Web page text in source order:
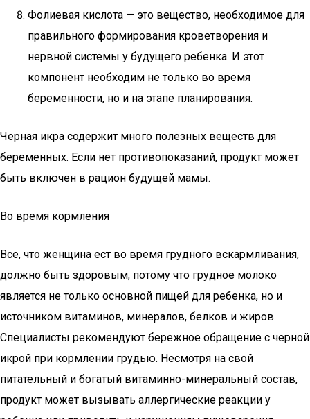
Фолиевая кислота — это вещество, необходимое для
правильного формирования кроветворения и
нервной системы у будущего ребенка. И этот
компонент необходим не только во время
беременности, но и на этапе планирования.
Черная икра содержит много полезных веществ для
беременных. Если нет противопоказаний, продукт может
быть включен в рацион будущей мамы.
Во время кормления
Все, что женщина ест во время грудного вскармливания,
должно быть здоровым, потому что грудное молоко
является не только основной пищей для ребенка, но и
источником витаминов, минералов, белков и жиров.
Специалисты рекомендуют бережное обращение с черной
икрой при кормлении грудью. Несмотря на свой
питательный и богатый витаминно-минеральный состав,
продукт может вызывать аллергические реакции у